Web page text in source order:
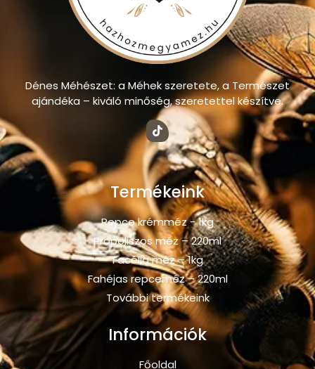
Dénes Méhészet: a Méhek szeretete, a Természet
ajándéka – kiváló minőség, szeretettel készítve.
Termékeink
Repce krémméz - 1kg
Propoliszos méz – 220ml
Facélia méz – 1kg
Fahéjas repceméz – 220ml
További termékeink
Információk
Főoldal